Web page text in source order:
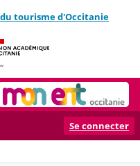
tourisme d'Occitanie
Se connecter